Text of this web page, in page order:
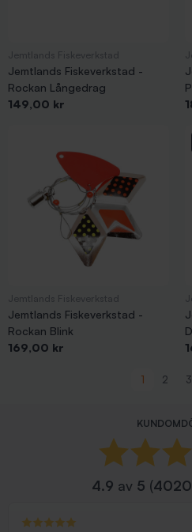
Jemtlands Fiskeverkstad -
Rockan Långedrag
Pris
149,00 kr
Jemtlands Fiskeverkstad -
Rockan Blink
Pris
169,00 kr
1 2
3
4.9 av 5 (4020